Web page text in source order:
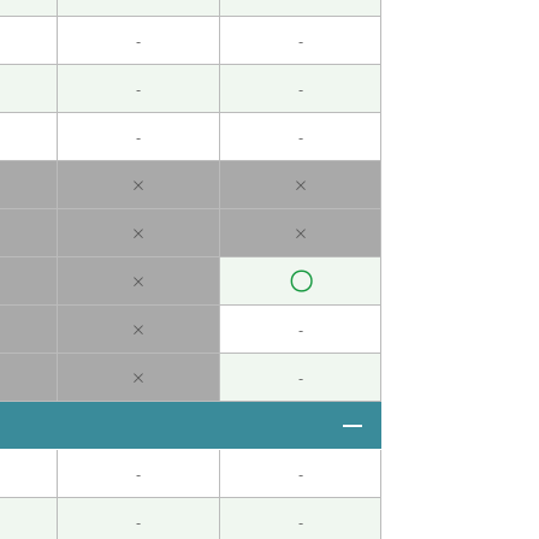
性 )
拿大放松一下、换个心情。
- -
- -
- -
× ×
× ×
× 〇
× -
× -
- -
- -